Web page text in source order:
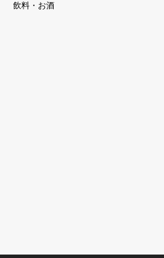
飲料・お酒